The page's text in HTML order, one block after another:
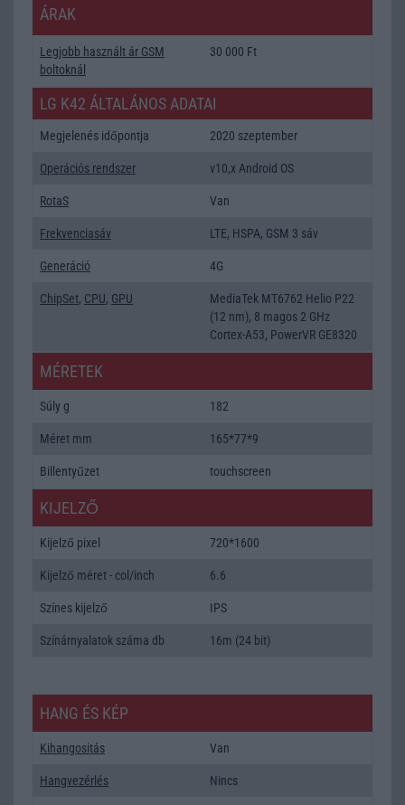
ÁRAK
Legjobb használt ár GSM
boltoknál
30 000 Ft
LG K42 ÁLTALÁNOS ADATAI
Megjelenés időpontja 2020 szeptember
Operációs rendszer v10,x Android OS
RotaS Van
Frekvenciasáv LTE, HSPA, GSM 3 sáv
Generáció 4G
ChipSet, CPU, GPU
MediaTek MT6762 Helio P22
(12 nm), 8 magos 2 GHz
Cortex-A53, PowerVR GE8320
MÉRETEK
Súly g 182
Méret mm 165*77*9
Billentyűzet touchscreen
KIJELZŐ
Kijelző pixel 720*1600
Kijelző méret - col/inch 6.6
Színes kijelző IPS
Színárnyalatok száma db 16m (24 bit)
HANG ÉS KÉP
Kihangositás Van
Hangvezérlés Nincs